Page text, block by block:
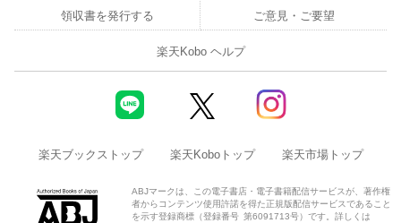
領収書を発行する ご意見・ご要望
楽天Kobo ヘルプ
楽天ブックストップ 楽天Koboトップ 楽天市場トップ
ABJマークは、この電子書店・電子書籍配信サービスが、著作権
者からコンテンツ使用許諾を得た正規版配信サービスであること
を示す登録商標（登録番号 第6091713号）です。詳しくは